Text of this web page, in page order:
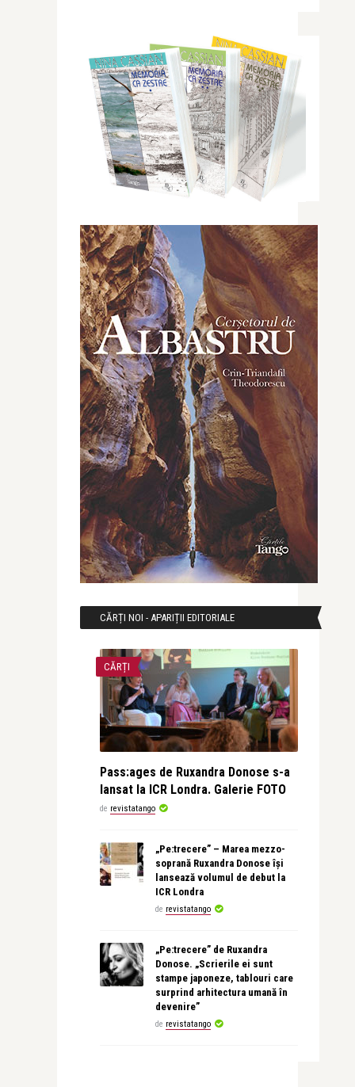
CĂRȚI NOI - APARIȚII EDITORIALE
CĂRȚI
Pass:ages de Ruxandra Donose s-a
lansat la ICR Londra. Galerie FOTO
de revistatango
„Pe:trecere” – Marea mezzo-
soprană Ruxandra Donose își
lansează volumul de debut la
ICR Londra
de revistatango
„Pe:trecere” de Ruxandra
Donose. „Scrierile ei sunt
stampe japoneze, tablouri care
surprind arhitectura umană în
devenire”
de revistatango